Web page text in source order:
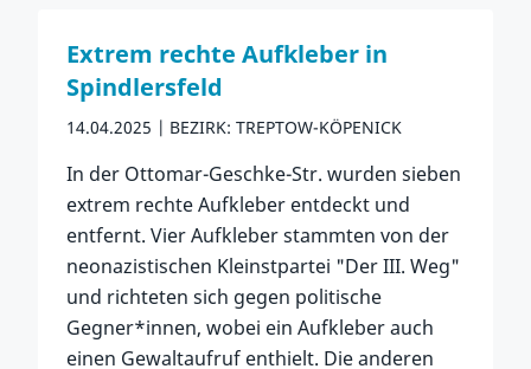
Extrem rechte Aufkleber in
Spindlersfeld
14.04.2025 BEZIRK: TREPTOW-KÖPENICK
In der Ottomar-Geschke-Str. wurden sieben
extrem rechte Aufkleber entdeckt und
entfernt. Vier Aufkleber stammten von der
neonazistischen Kleinstpartei "Der III. Weg"
und richteten sich gegen politische
Gegner*innen, wobei ein Aufkleber auch
einen Gewaltaufruf enthielt. Die anderen